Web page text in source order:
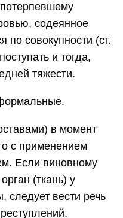
потерпевшему
содеянное
по совокупности (ст.
и тогда,
тяжести.
в момент
с применением
Если виновному
(ткань) у
следует вести речь